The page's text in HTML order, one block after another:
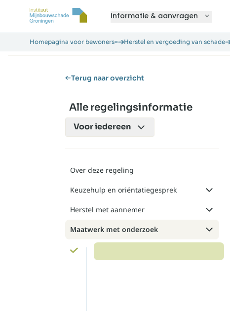
Informatie & aanvragen
Homepagina voor bewoners= Herstel en vergoeding van schade
Terug naar overzicht
Alle regelingsinformatie
Vooriedereen
Over deze regeling
Keuzehulp en oriëntatiegesprek
Herstel met aannemer
Maatwerk met onderzoek